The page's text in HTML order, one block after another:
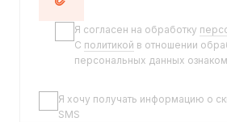
Я согласен на обработку
C политикой в отношении
персональных данных
Я хочу получать информацию о
SMS